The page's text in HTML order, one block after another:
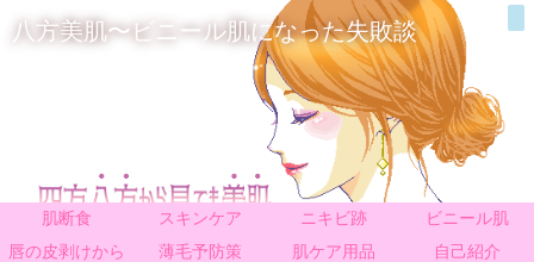
八方美肌〜ビニール肌になった失敗談
肌断食 スキンケア ニキビ跡
ビニール肌
唇の皮剥けから
薄毛予防策 肌ケア用品 自己紹介